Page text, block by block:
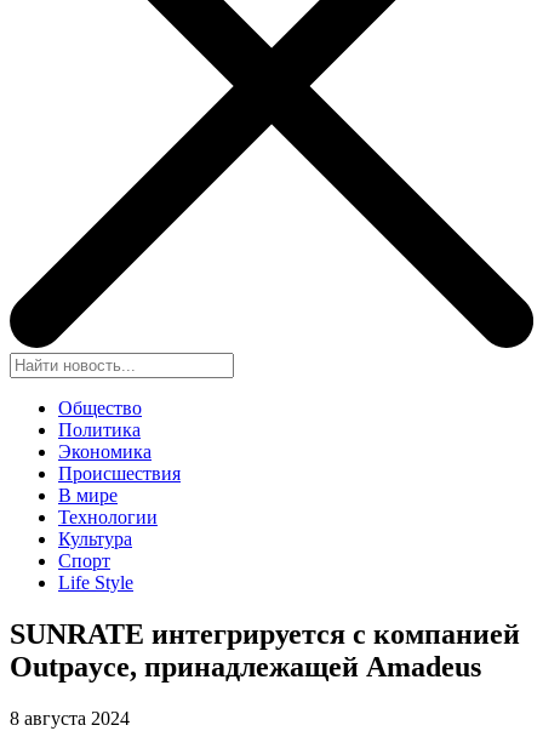
Общество
Политика
Экономика
Происшествия
В мире
Технологии
Культура
Спорт
Life Style
SUNRATE интегрируется с компанией
Outpayce, принадлежащей Amadeus
8 августа 2024